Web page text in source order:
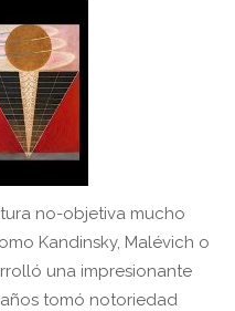
no-objetiva mucho
Kandinsky, Malévich o
una impresionante
tomó notoriedad